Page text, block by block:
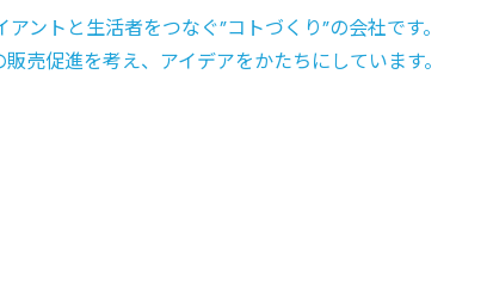
ントと生活者をつなぐ”コトづくり”の会社です。
売促進を考え、アイデアをかたちにしています。